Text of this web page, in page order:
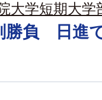
大学短期大学
勝負 日進